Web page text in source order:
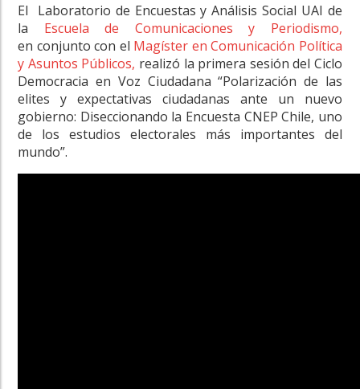
El Laboratorio de Encuestas y Análisis Social UAI de
la Escuela de Comunicaciones y Periodismo,
en conjunto con el Magíster en Comunicación Política
y Asuntos Públicos, realizó la primera sesión del Ciclo
Democracia en Voz Ciudadana “Polarización de las
elites y expectativas ciudadanas ante un nuevo
gobierno: Diseccionando la Encuesta CNEP Chile, uno
de los estudios electorales más importantes del
mundo”.